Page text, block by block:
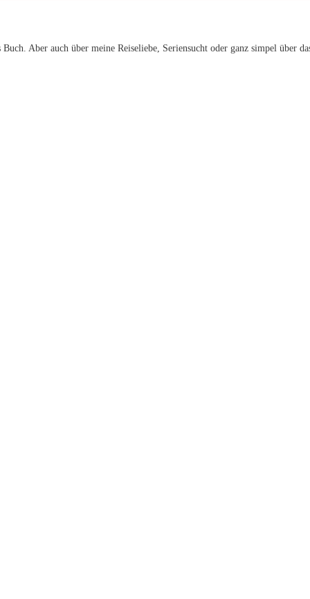
Aber auch über meine Reiseliebe, Seriensucht oder ganz simpel über